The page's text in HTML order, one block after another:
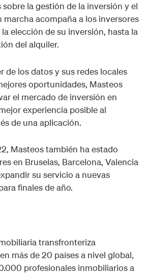
la gestión de la inversión y el
marcha acompaña a los inversores
elección de su inversión, hasta la
del alquiler.
de los datos y sus redes locales
oportunidades, Masteos
el mercado de inversión en
experiencia posible al
de una aplicación.
Masteos también ha estado
en Bruselas, Barcelona, ​​Valencia
su servicio a nuevas
finales de año.
transfronteriza
más de 20 países a nivel global,
profesionales inmobiliarios a